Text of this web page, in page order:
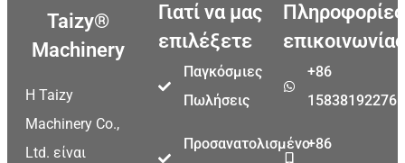
Taizy®
Machinery
Η Taizy
Machinery Co.,
Ltd. είναι
Γιατί να μας
επιλέξετε
Παγκόσμιες
Πωλήσεις
Προσανατολισμένο
Πληροφορίες
επικοινωνίας
+86
15838192276
+86